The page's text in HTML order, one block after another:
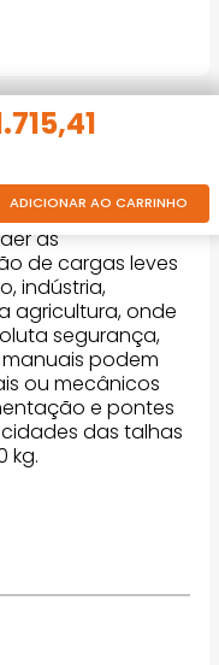
.715,41
ADICIONAR AO CARRINHO
construídas
as
de cargas leves
indústria,
agricultura, onde
segurança,
podem
ou mecânicos
e pontes
das talhas
kg.